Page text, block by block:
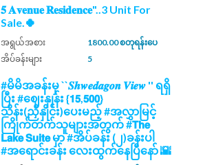
𝟓 𝐀𝐯𝐞𝐧𝐮𝐞 𝐑𝐞𝐬𝐢𝐝𝐞𝐧𝐜𝐞"..3 Unit For
Sale.🍀
အရွယ်အစား
1800.00 စတုရန်းပေ
အိပ်ခန်းများ
5
#မိမိအခန်းမှ ``𝑺𝒉𝒘𝒆𝒅𝒂𝒈𝒐𝒏 𝑽𝒊𝒆𝒘 '' ရရှိ
ပြီး #ဈေးနှုန်း {𝟭𝟱,𝟱𝟬𝟬}
သိန်း(ညှိနှိုင်း)ပေးမည့် #အလွှာမြင့်
ကြိုက်တက်သူများအတွက် #𝗧𝗵𝗲
𝗟𝗮𝗸𝗲 𝗦𝘂𝗶𝘁𝗲 မှာ #အိပ်ခန်း (၂)ခန်းပါ
#အရောင်းခန်း လေးထွက်နေပြီနော် 🌇